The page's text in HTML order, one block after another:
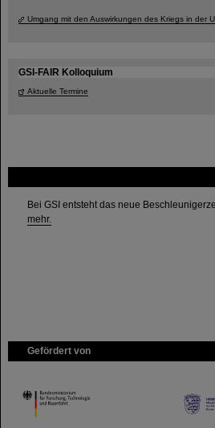
Bei GSI entsteht das neue
mehr.
Gefördert von
HMWK
Umgang mit den Auswirkungen des Kriegs in der
GSI-FAIR Kolloquium
Aktuelle Termine